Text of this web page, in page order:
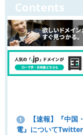
Contents
1
【速報】『中
電』について